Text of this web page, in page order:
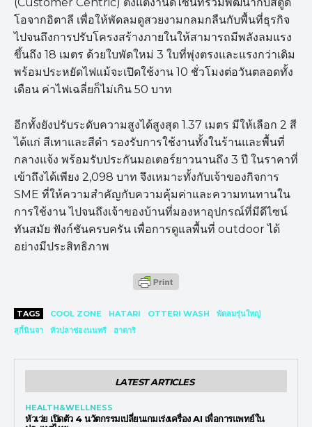
โอจากอิตาลี เพื่อให้พัดลมดูสวยงามกลมกลืนกับพื้นที่ธุรกิจ
ไปจนถึงการปรับโครงสร้างภายในให้สามารถมีพลังลมแรง
ขึ้นถึง 18 เมตร ด้วยใบพัดใหม่ 3 ใบที่พุ่งตรงและแรงกว่าเดิม
พร้อมประหยัดไฟแม้จะเปิดใช้งาน 10 ชั่วโมงต่อวันตลอดทั้ง
เดือน ค่าไฟเฉลี่ยก็ไม่เกิน 50 บาท
อีกทั้งยังปรับระดับความสูงได้สูงสุด 1.37 เมตร มีให้เลือก 2 สี
ได้แก่ สีเทาและสีดำ รองรับการใช้งานทั้งในร้านและพื้นที่
กลางแจ้ง พร้อมรับประกันมอเตอร์ยาวนานถึง 3 ปี ในราคาที่
เข้าถึงได้เพียง 2,098 บาท จึงเหมาะทั้งกับเจ้าของกิจการ
SME ที่ให้ความสำคัญกับความคุ้มค่าและความทนทานใน
การใช้งาน ไปจนถึงเจ้าของบ้านที่มองหาอุปกรณ์ที่มีดีไซน์
ทันสมัย ฟังก์ชันครบครัน เพื่อการดูแลพื้นที่ outdoor ได้
อย่างมีประสิทธิภาพ
TAGS COOL ZONE HATARI OTTERI WASH
พัดลมรุ่นใหญ่
สุกี้นินจา
หัวปลาช่องนนทรี ฮาตาริ
LATEST ARTICLES
HEALTH&WELLNESS
หัวเว่ย เปิดตัว 4 นวัตกรรมเปลี่ยนเกมเร่งเครื่อง AI เพื่อการแพทย์ใน